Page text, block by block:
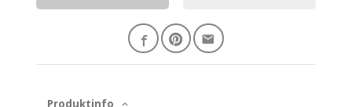
Produktinfo